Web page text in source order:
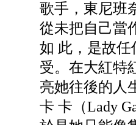
歌手，東尼班
從未把自己當
如 此，是故任
受。在大紅特
亮她往後的人
卡 卡（Lady